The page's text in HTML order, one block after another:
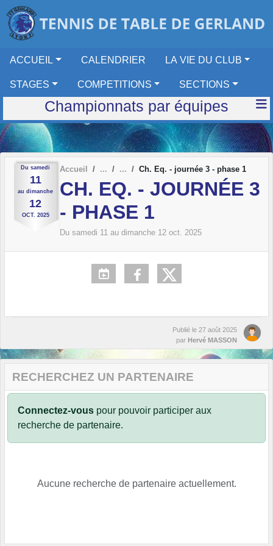
ACCUEIL CALENDRIER LA VIE DU CLUB
STAGES COMPETITIONS SECTIONS
Championnats par équipes
Du samedi
11
au dimanche
12
OCT. 2025
Accueil Ch. Eq. - journée 3 - phase 1
CH. EQ. - JOURNÉE 3
- PHASE 1
Du samedi 11 au dimanche 12 oct. 2025
Publié le 27 août 2025
par Hervé MASSON
RECHERCHEZ UN PARTENAIRE
Connectez-vous pour pouvoir participer aux
recherche de partenaire.
Aucune recherche de partenaire actuellement.
Panneau de gestion des cookies